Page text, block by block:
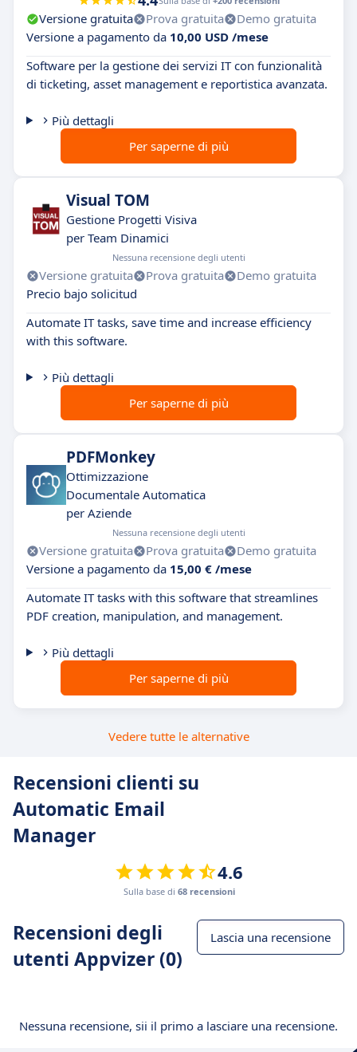
Versione gratuita Prova gratuita
Demo gratuita
Versione a pagamento da 10,00 USD /mese
Software per la gestione dei servizi IT con funzionalità
di ticketing, asset management e reportistica avanzata.
Più dettagli
Per saperne di più
Visual TOM
Gestione Progetti Visiva
per Team Dinamici
Nessuna recensione degli utenti
Versione gratuita Prova gratuita
Demo gratuita
Precio bajo solicitud
Automate IT tasks, save time and increase efficiency
with this software.
Più dettagli
Per saperne di più
PDFMonkey
Ottimizzazione
Documentale Automatica
per Aziende
Nessuna recensione degli utenti
Versione gratuita Prova gratuita
Demo gratuita
Versione a pagamento da 15,00 € /mese
Automate IT tasks with this software that streamlines
PDF creation, manipulation, and management.
Più dettagli
Per saperne di più
Vedere tutte le alternative
Recensioni clienti su
Automatic Email
Manager
4.6
Sulla base di 68 recensioni
Recensioni degli
utenti Appvizer (0)
Lascia una recensione
Nessuna recensione, sii il primo a lasciare una recensione.